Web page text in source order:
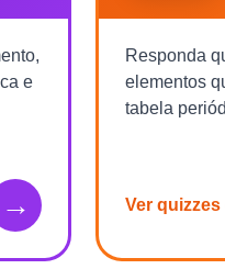
e
→
Responda
elementos
tabela
Ver